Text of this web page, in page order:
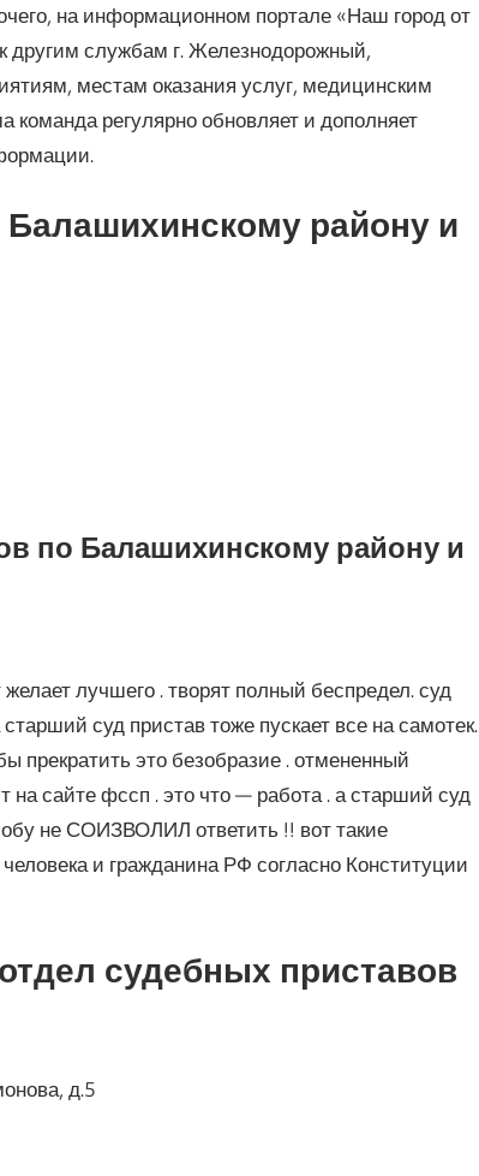
на информационном портале «Наш город от
другим службам г. Железнодорожный,
местам оказания услуг, медицинским
регулярно обновляет и дополняет
району и
по Балашихинскому району и
лучшего . творят полный беспредел. суд
суд пристав тоже пускает все на самотек.
прекратить это безобразие . отмененный
сайте фссп . это что — работа . а старший суд
не СОИЗВОЛИЛ ответить !! вот такие
и гражданина РФ согласно Конституции
судебных приставов
д.5